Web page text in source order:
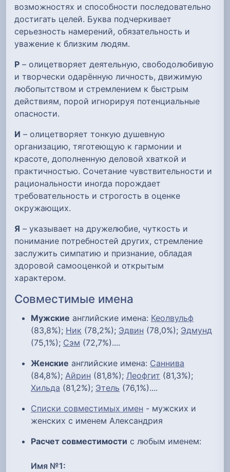
возможностях и способности последовательно
достигать целей. Буква подчеркивает
серьезность намерений, обязательность и
уважение к близким людям.
Р – олицетворяет деятельную, свободолюбивую
и творчески одарённую личность, движимую
любопытством и стремлением к быстрым
действиям, порой игнорируя потенциальные
опасности.
И – олицетворяет тонкую душевную
организацию, тяготеющую к гармонии и
красоте, дополненную деловой хваткой и
практичностью. Сочетание чувствительности и
рациональности иногда порождает
требовательность и строгость в оценке
окружающих.
Я – указывает на дружелюбие, чуткость и
понимание потребностей других, стремление
заслужить симпатию и признание, обладая
здоровой самооценкой и открытым
характером.
Совместимые имена
Мужские английские имена: Кеолвульф
(83,8%); Ник (78,2%); Эдвин (78,0%); Эдмунд
(75,1%); Сэм (72,7%)....
Женские английские имена: Саннива
(84,8%); Айрин (81,8%); Леофгит (81,3%);
Хильда (81,2%); Этель (76,1%)....
Списки совместимых имен - мужских и
женских с именем Александрия
Расчет совместимости с любым именем:
Имя №1: